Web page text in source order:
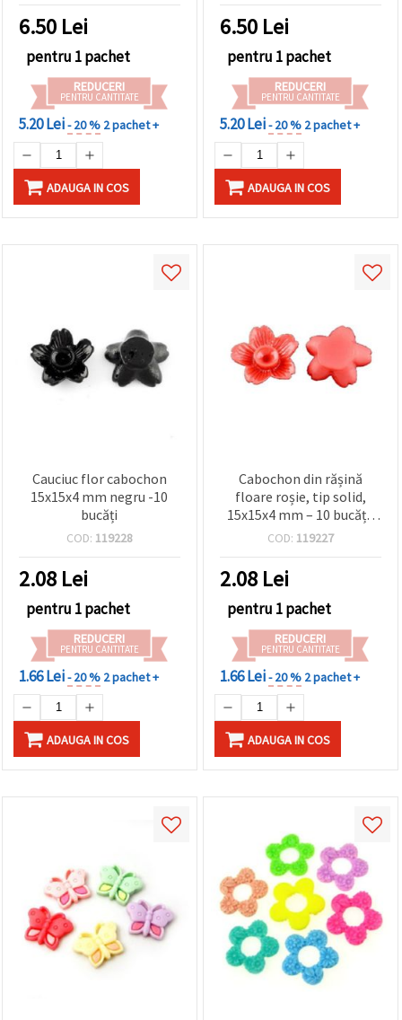
și proiecte creative
6.50 Lei
pentru 1 pachet
REDUCERI
PENTRU CANTITATE
5.20 Lei- 20 % 2 pachet +
ADAUGA IN COS
6.50 Lei
pentru 1 pachet
REDUCERI
PENTRU CANTITATE
5.20 Lei- 20 % 2 pachet +
ADAUGA IN COS
Cauciuc flor cabochon
15x15x4 mm negru -10
bucăți
COD: 119228
2.08 Lei
pentru 1 pachet
REDUCERI
PENTRU CANTITATE
1.66 Lei- 20 % 2 pachet +
ADAUGA IN COS
Cabochon din rășină
floare roșie, tip solid,
15x15x4 mm – 10 bucăți,
pentru bijuterii handmade
COD: 119227
2.08 Lei
pentru 1 pachet
REDUCERI
PENTRU CANTITATE
1.66 Lei- 20 % 2 pachet +
ADAUGA IN COS